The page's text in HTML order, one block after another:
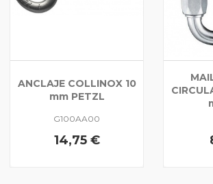
ANCLAJE COLLINOX 10
mm PETZL
G100AA00
14,75 €